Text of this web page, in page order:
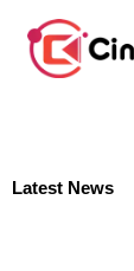
Latest News